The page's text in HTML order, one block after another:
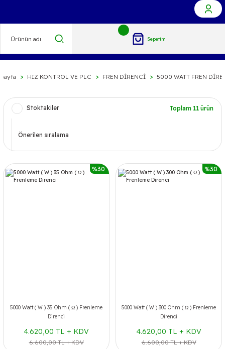
Sepetim
HIZ KONTROL VE PLC FREN DİRENCİ 5000 WATT FREN
Stoktakiler Toplam 11 ürün
%30
5000 Watt ( W ) 35 Ohm ( Ω ) Frenleme
Direnci
4.620,00 TL + KDV
6.600,00 TL + KDV
%30
5000 Watt ( W ) 300 Ohm ( Ω ) Frenleme
Direnci
4.620,00 TL + KDV
6.600,00 TL + KDV